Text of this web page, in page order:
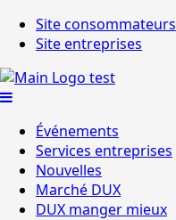
Site consommateurs
Site entreprises
Événements
Services entreprises
Nouvelles
Marché DUX
DUX manger mieux